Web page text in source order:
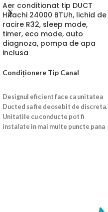
Aer conditionat tip DUCT
Hitachi 24000 BTUh, lichid de
racire R32, sleep mode,
timer, eco mode, auto
diagnoza, pompa de apa
inclusa
Condiționere Tip Canal
Designul eficient face ca unitatea
Ducted sa fie deosebit de discreta.
Unitatile cu conducte pot fi
instalate in mai multe puncte pana